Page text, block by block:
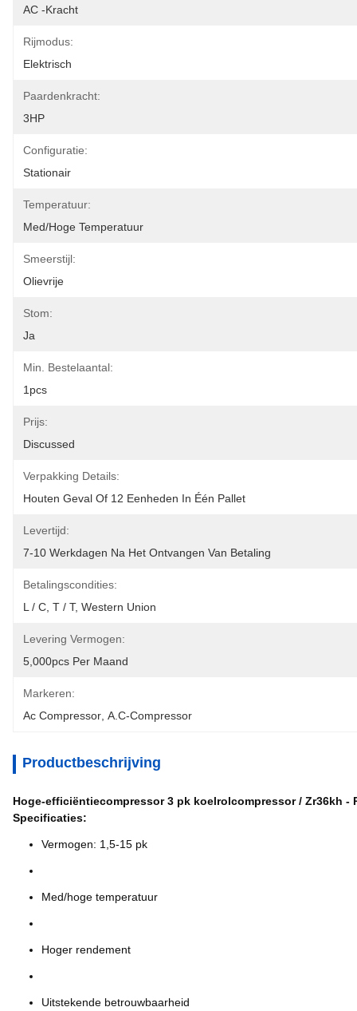
AC -kracht
Rijmodus:
Elektrisch
Paardenkracht:
3HP
Configuratie:
Stationair
Temperatuur:
Med/hoge Temperatuur
Smeerstijl:
Olievrije
Stom:
Ja
Min. Bestelaantal:
1pcs
Prijs:
Discussed
Verpakking Details:
Houten Geval Of 12 Eenheden In Één Pallet
Levertijd:
7-10 Werkdagen Na Het Ontvangen Van Betaling
Betalingscondities:
L / C, T / T, Western Union
Levering Vermogen:
5,000pcs Per Maand
Markeren:
Ac Compressor A.c-Compressor
Productbeschrijving
Hoge-efficiëntiecompressor 3 pk koelrolcompressor / Zr36kh -
Specificaties:
Vermogen: 1,5-15 pk
Med/hoge temperatuur
Hoger rendement
Uitstekende betrouwbaarheid